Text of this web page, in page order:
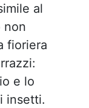
al
non
fioriera
e lo
insetti.